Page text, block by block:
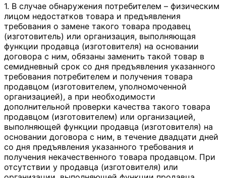
1. В случае обнаружения потребителем – физическим
лицом недостатков товара и предъявления
требования о замене такого товара продавец
(изготовитель) или организация, выполняющая
функции продавца (изготовителя) на основании
договора с ним, обязаны заменить такой товар в
семидневный срок со дня предъявления указанного
требования потребителем и получения товара
продавцом (изготовителем, уполномоченной
организацией), а при необходимости
дополнительной проверки качества такого товара
продавцом (изготовителем) или организацией,
выполняющей функции продавца (изготовителя) на
основании договора с ним, в течение двадцати дней
со дня предъявления указанного требования и
получения некачественного товара продавцом. При
отсутствии у продавца (изготовителя) или